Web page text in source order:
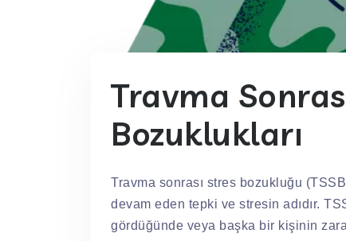
Travma
Bozuklukları
Travma sonrası stres bozukluğu
devam eden tepki ve stresin adıdır.
gördüğünde veya başka bir kişinin